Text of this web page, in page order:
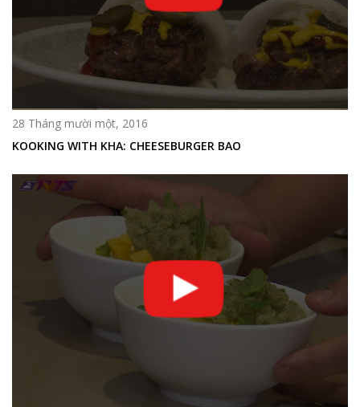
28 Tháng mười một, 2016
KOOKING WITH KHA: CHEESEBURGER BAO